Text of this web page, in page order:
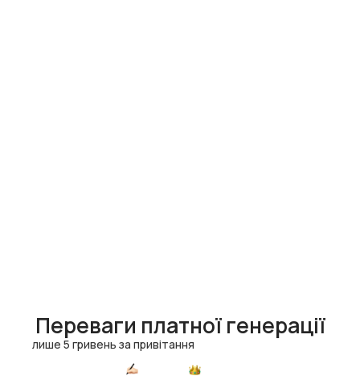
Переваги платної генерації
лише 5 гривень за привітання